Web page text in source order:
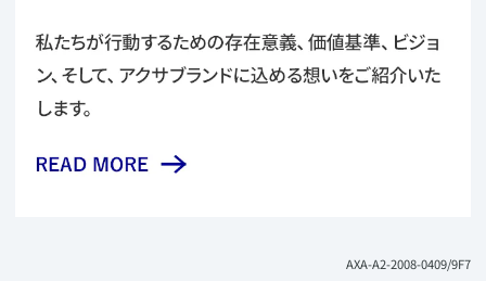
​AXA-A2-2008-0409/9F7